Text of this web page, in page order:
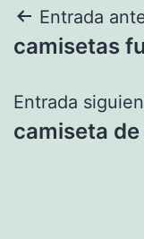
de
Entrada
camisetas
Entrada
camiseta